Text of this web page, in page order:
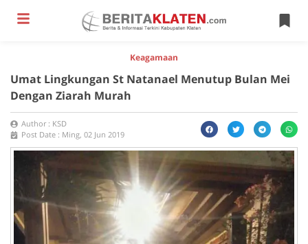
Keagamaan
Umat Lingkungan St Natanael Menutup Bulan Mei
Dengan Ziarah Murah
Author : KSD
Post Date : Ming, 02 Jun 2019